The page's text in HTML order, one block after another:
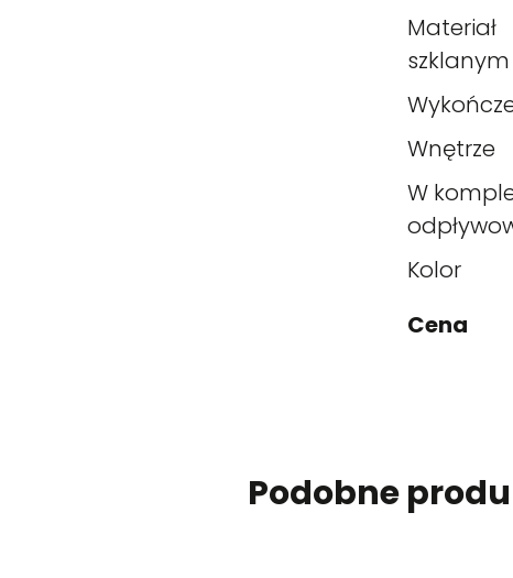
Materiał
Wnętrze
W
Kolor
Cena
Podobne